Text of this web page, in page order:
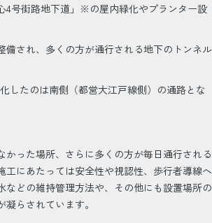
4号街路地下道」※の屋内緑化やプランター設
備され、多くの方が通行される地下のトンネル
したのは南側（都営大江戸線側）の通路とな
かった場所、さらに多くの方が毎日通行される
工にあたっては安全性や視認性、歩行者導線へ
などの維持管理方法や、その他にも設置場所の
らされています。